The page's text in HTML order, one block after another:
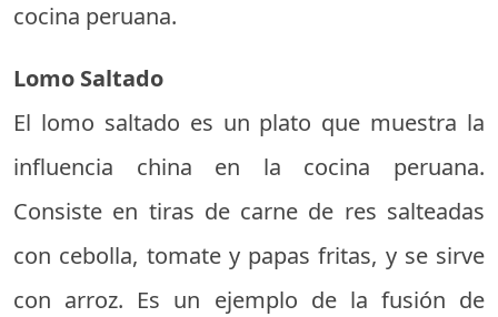
cocina peruana.
Lomo Saltado
El lomo saltado es un plato que muestra la
influencia china en la cocina peruana.
Consiste en tiras de carne de res salteadas
con cebolla, tomate y papas fritas, y se sirve
con arroz. Es un ejemplo de la fusión de